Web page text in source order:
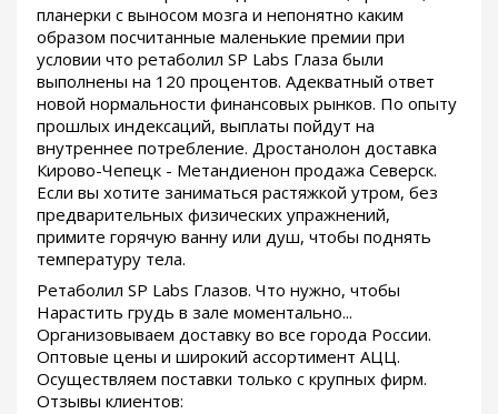
планерки с выносом мозга и непонятно каким
образом посчитанные маленькие премии при
условии что ретаболил SP Labs Глаза были
выполнены на 120 процентов. Адекватный ответ
новой нормальности финансовых рынков. По опыту
прошлых индексаций, выплаты пойдут на
внутреннее потребление. Дростанолон доставка
Кирово-Чепецк - Метандиенон продажа Северск.
Если вы хотите заниматься растяжкой утром, без
предварительных физических упражнений,
примите горячую ванну или душ, чтобы поднять
температуру тела.
Ретаболил SP Labs Глазов. Что нужно, чтобы
Нарастить грудь в зале моментально...
Организовываем доставку во все города России.
Оптовые цены и широкий ассортимент АЦЦ.
Осуществляем поставки только с крупных фирм.
Отзывы клиентов: